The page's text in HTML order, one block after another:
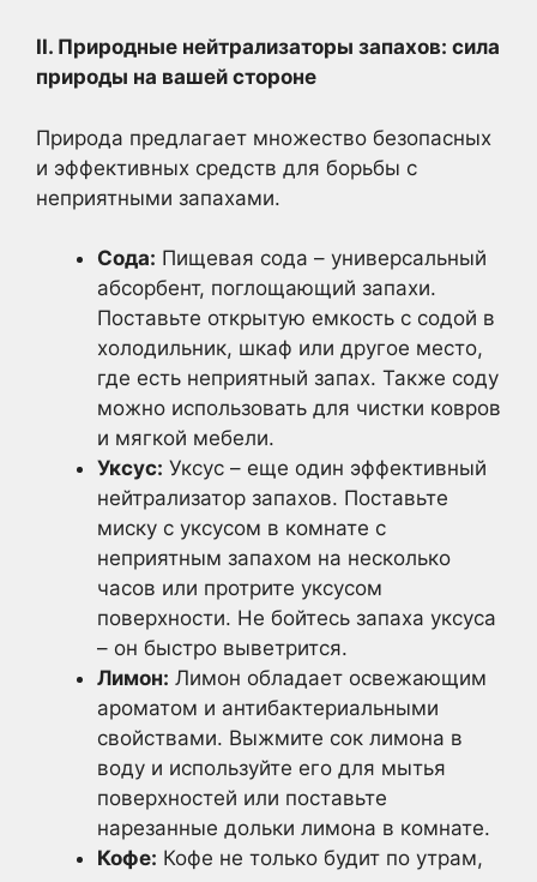
II. Природные нейтрализаторы запахов: сила
природы на вашей стороне
Природа предлагает множество безопасных
и эффективных средств для борьбы с
неприятными запахами.
Сода: Пищевая сода – универсальный
абсорбент, поглощающий запахи.
Поставьте открытую емкость с содой в
холодильник, шкаф или другое место,
где есть неприятный запах. Также соду
можно использовать для чистки ковров
и мягкой мебели.
Уксус: Уксус – еще один эффективный
нейтрализатор запахов. Поставьте
миску с уксусом в комнате с
неприятным запахом на несколько
часов или протрите уксусом
поверхности. Не бойтесь запаха уксуса
– он быстро выветрится.
Лимон: Лимон обладает освежающим
ароматом и антибактериальными
свойствами. Выжмите сок лимона в
воду и используйте его для мытья
поверхностей или поставьте
нарезанные дольки лимона в комнате.
Кофе: Кофе не только будит по утрам,